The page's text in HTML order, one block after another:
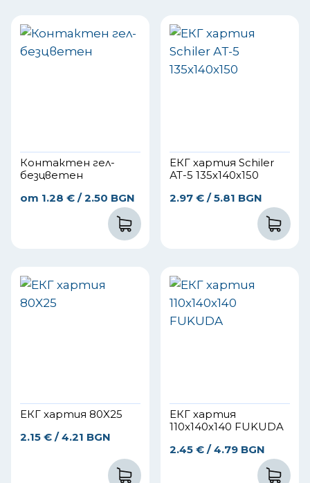
Контактен гел-
безцветен
от 1.28 € / 2.50 BGN
ЕКГ хартия Schiler
АТ-5 135х140х150
2.97 € / 5.81 BGN
ЕКГ хартия 80X25
2.15 € / 4.21 BGN
ЕКГ хартия
110х140х140 FUKUDA
2.45 € / 4.79 BGN